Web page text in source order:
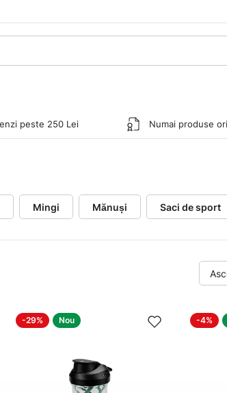
peste 250 Lei Numai produse
Mingi Mănuși Saci de sport
-29% Nou -4%